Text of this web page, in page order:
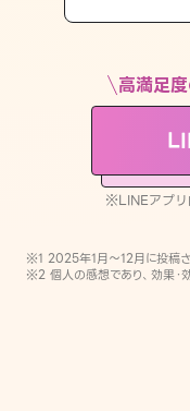
LINE占いを開く
※LINEアプリ内のサービスページ
高満足
※LINEアプリ
※1 2025年1月〜12月に投稿さ
※2 個人の感想であり、効果・